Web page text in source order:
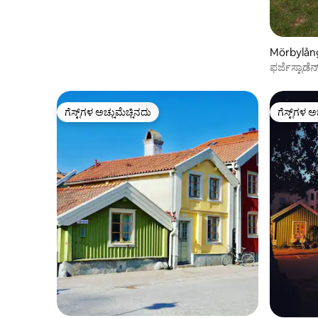
ಗೆಸ್ಟ್‌ಗಳ ಅಚ್ಚುಮೆಚ್ಚಿನದು
ಗೆಸ್ಟ್‌ಗಳ ಅಚ್ಚುಮೆಚ್ಚಿನದು ಗೆಸ್ಟ್‌ಗಳ
ಗೆಸ್ಟ್‌ಗಳ